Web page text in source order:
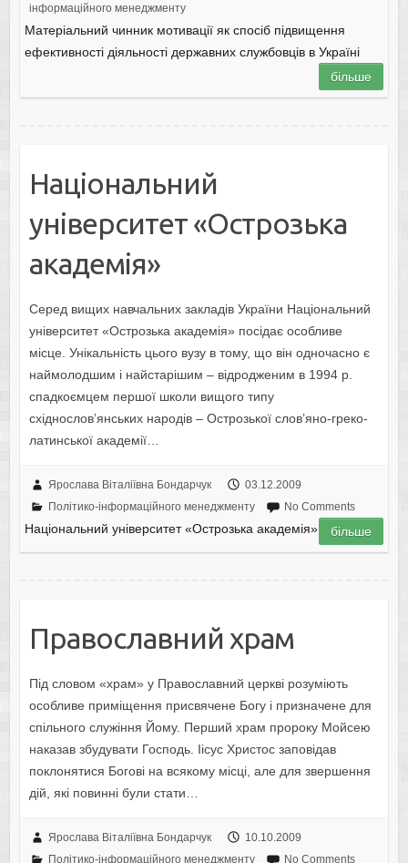
інформаційного менеджменту
Матеріальний чинник мотивації як спосіб підвищення
ефективності діяльності державних службовців в Україні
більше
Національний
університет «Острозька
академія»
Серед вищих навчальних закладів України Національний
університет «Острозька академія» посідає особливе
місце. Унікальність цього вузу в тому, що він одночасно є
наймолодшим і найстарішим – відродженим в 1994 р.
спадкоємцем першої школи вищого типу
східнослов’янських народів – Острозької слов’яно-греко-
латинської академії…
Ярослава Віталіївна Бондарчук
03.12.2009
Політико-інформаційного менеджменту
No Comments
Національний університет «Острозька академія» більше
Православний храм
Під словом «храм» у Православний церкві розуміють
особливе приміщення присвячене Богу і призначене для
спільного служіння Йому. Перший храм пророку Мойсею
наказав збудувати Господь. Іісус Христос заповідав
поклонятися Богові на всякому місці, але для звершення
дій, які повинні були стати…
Ярослава Віталіївна Бондарчук
10.10.2009
Політико-інформаційного менеджменту
No Comments